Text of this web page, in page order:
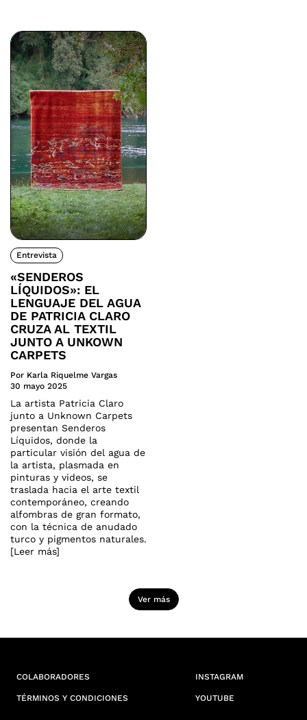
Entrevista
«SENDEROS
LÍQUIDOS»: EL
LENGUAJE DEL AGUA
DE PATRICIA CLARO
CRUZA AL TEXTIL
JUNTO A UNKOWN
CARPETS
Por Karla Riquelme Vargas
30 mayo 2025
La artista Patricia Claro
junto a Unknown Carpets
presentan Senderos
Líquidos, donde la
particular visión del agua de
la artista, plasmada en
pinturas y videos, se
traslada hacia el arte textil
contemporáneo, creando
alfombras de gran formato,
con la técnica de anudado
turco y pigmentos naturales.
[Leer más]
Ver más
COLABORADORES
TÉRMINOS Y CONDICIONES
INSTAGRAM
YOUTUBE